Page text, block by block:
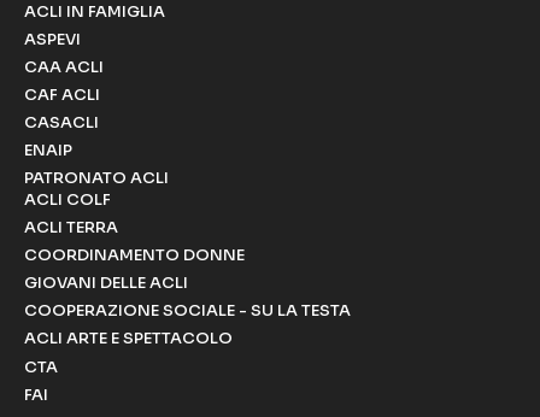
ACLI IN FAMIGLIA
ASPEVI
CAA ACLI
CAF ACLI
CASACLI
ENAIP
PATRONATO ACLI
ACLI COLF
ACLI TERRA
COORDINAMENTO DONNE
GIOVANI DELLE ACLI
COOPERAZIONE SOCIALE - SU LA TESTA
ACLI ARTE E SPETTACOLO
CTA
FAI